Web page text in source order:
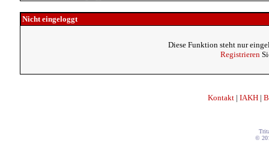
Nicht eingeloggt
Diese Funktion steht nur
Registrieren
Kontakt | IAKH |
©